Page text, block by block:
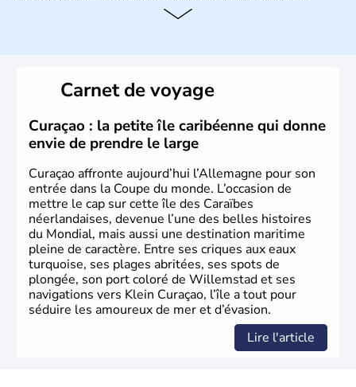
lesquelles bénéficient d'une grande autonomie. Le pays
peut se targuer de grands noms qu'il a vu naître dans tous
les domaines, des arts à la politique en passant par la
philosophie. Hertz, Gutenberg, Heidegger, Thomas Mann,
Herman Hesse ou bien Hegel en font partie.
Carnet de voyage
Curaçao : la petite île caribéenne qui donne
envie de prendre le large
Curaçao affronte aujourd’hui l’Allemagne pour son
entrée dans la Coupe du monde. L’occasion de
mettre le cap sur cette île des Caraïbes
néerlandaises, devenue l’une des belles histoires
du Mondial, mais aussi une destination maritime
pleine de caractère. Entre ses criques aux eaux
turquoise, ses plages abritées, ses spots de
plongée, son port coloré de Willemstad et ses
navigations vers Klein Curaçao, l’île a tout pour
séduire les amoureux de mer et d’évasion.
Lire l'article